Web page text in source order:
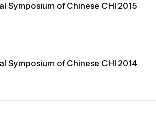
Symposium of Chinese CHI 2015
Symposium of Chinese CHI 2014